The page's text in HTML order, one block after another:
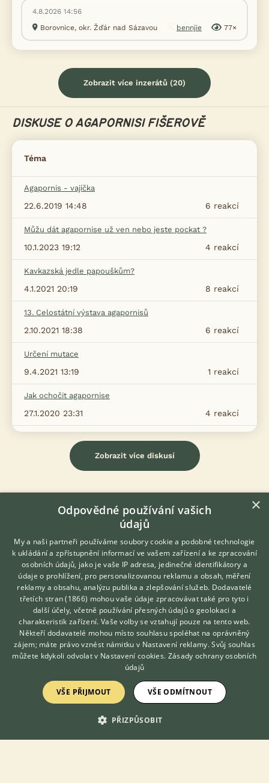
4.8.2026 14:56
Borovnice, okr. Žďár nad Sázavou
bennjie 77×
Zobrazit více inzerátů (20)
DISKUSE O AGAPORNISI FIŠEROVĚ
Téma
Agapornis - vajíčka
6 reakcí
22.6.2019 14:48
Můžu dát agapornise už ven nebo jeste pockat ?
4 reakcí
10.1.2023 19:12
Kavkazská jedle papouškům?
8 reakcí
4.1.2021 20:19
13. Celostátní výstava agapornisů
6 reakcí
2.10.2021 18:38
Určení mutace
1 reakcí
9.4.2021 13:19
Jak ochočit agapornise
4 reakcí
27.1.2020 23:31
Zobrazit více diskusí
KONTAKT DO REDAKCE WEBU
redakce@ifauna.cz
nonstop
DOMOVSKÁ STRÁNKA
INZERCE
DISKUSE
ČLÁNKY
Hledáte zvířecího kamaráda?
Zdarma vám poradí
VETERINÁŘ ONLINE
KONZULTOVAT S
VETERINÁŘEM
×
Odpovědné používání vašich
údajů
My a naši partneři používáme soubory cookie a podobné technologie
k ukládání a zpřístupnění informací ve vašem zařízení a ke zpracování
osobních údajů, jako je vaše IP adresa, jedinečné identifikátory a
údaje o prohlížení, pro personalizovanou reklamu a obsah, měření
reklamy a obsahu, analýzu publika a zlepšování služeb. Dodavatelé
třetích stran (1866) mohou vaše údaje zpracovávat také pro tyto i
další účely, včetně používání přesných údajů o geolokaci a
charakteristik zařízení. Vaše volby se vztahují pouze na tento web.
Někteří dodavatelé mohou místo souhlasu spoléhat na oprávněný
zájem; máte právo vznést námitku v Nastavení reklamy. Svůj souhlas
můžete kdykoli odvolat v Nastavení cookies. Zásady ochrany osobních
údajů
VŠE PŘIJMOUT VŠE ODMÍTNOUT
PŘIZPŮSOBIT